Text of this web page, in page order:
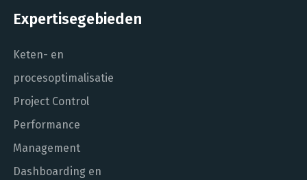
Expertisegebieden
Keten- en
procesoptimalisatie
Project Control
Performance
Management
Dashboarding en